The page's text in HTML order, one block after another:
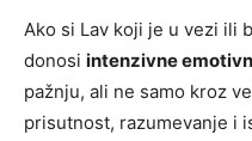
Ako si Lav koji je u vezi ili
donosi intenzivne
pažnju, ali ne samo kroz
prisutnost, razumevanje i